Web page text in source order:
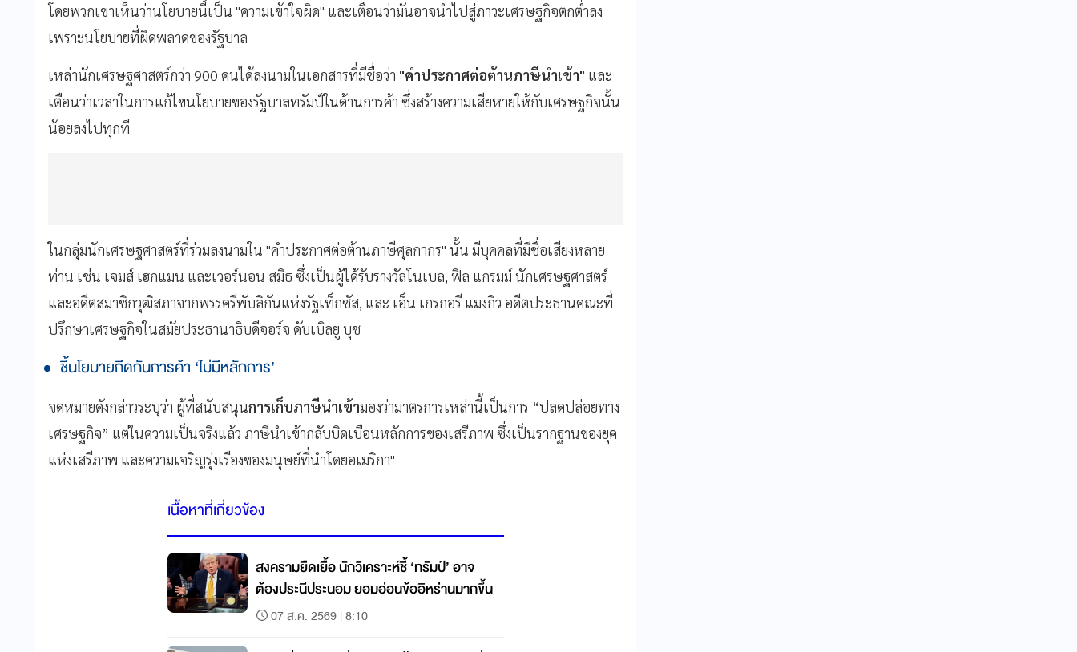
โดยพวกเขาเห็นว่านโยบายนี้เป็น "ความเข้าใจผิด" และเตือนว่ามันอาจนำไปสู่ภาวะเศรษฐกิจตกต่ำลง
เพราะนโยบายที่ผิดพลาดของรัฐบาล
เหล่านักเศรษฐศาสตร์กว่า 900 คนได้ลงนามในเอกสารที่มีชื่อว่า "คำประกาศต่อต้านภาษีนำเข้า" และ
เตือนว่าเวลาในการแก้ไขนโยบายของรัฐบาลทรัมป์ในด้านการค้า ซึ่งสร้างความเสียหายให้กับเศรษฐกิจนั้น
น้อยลงไปทุกที
ในกลุ่มนักเศรษฐศาสตร์ที่ร่วมลงนามใน "คำประกาศต่อต้านภาษีศุลกากร" นั้น มีบุคคลที่มีชื่อเสียงหลาย
ท่าน เช่น เจมส์ เฮกแมน และเวอร์นอน สมิธ ซึ่งเป็นผู้ได้รับรางวัลโนเบล, ฟิล แกรมม์ นักเศรษฐศาสตร์
และอดีตสมาชิกวุฒิสภาจากพรรครีพับลิกันแห่งรัฐเท็กซัส, และ เอ็น เกรกอรี แมงกิว อดีตประธานคณะที่
ปรึกษาเศรษฐกิจในสมัยประธานาธิบดีจอร์จ ดับเบิลยู บุช
ชี้นโยบายกีดกันการค้า ‘ไม่มีหลักการ’
จดหมายดังกล่าวระบุว่า ผู้ที่สนับสนุนการเก็บภาษีนำเข้ามองว่ามาตรการเหล่านี้เป็นการ “ปลดปล่อยทาง
เศรษฐกิจ” แต่ในความเป็นจริงแล้ว ภาษีนำเข้ากลับบิดเบือนหลักการของเสรีภาพ ซึ่งเป็นรากฐานของยุค
แห่งเสรีภาพ และความเจริญรุ่งเรืองของมนุษย์ที่นำโดยอเมริกา"
เนื้อหาที่เกี่ยวข้อง
สงครามยืดเยื้อ นักวิเคราะห์ชี้ ‘ทรัมป์’ อาจ
ต้องประนีประนอม ยอมอ่อนข้ออิหร่านมากขึ้น
07 ส.ค. 2569 | 8:10